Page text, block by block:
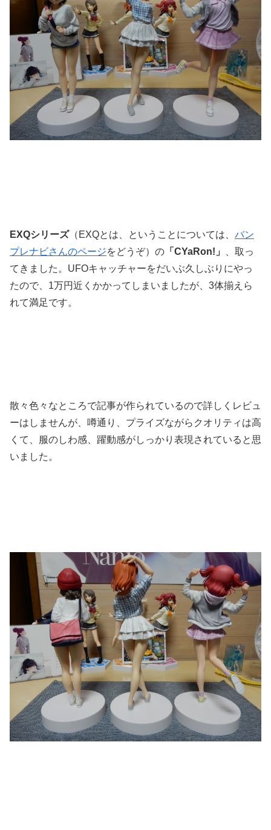
EXQシリーズ（EXQとは、ということについては、 バン
プレナビさんのページをどうぞ）の 「CYaRon!」
、取っ
てきました。UFOキャッチャーをだいぶ久しぶりにやっ
たので、1万円近くかかってしまいましたが、3体揃えら
れて満足です。
散々色々なところで記事が作られているので詳しくレビュ
ーはしませんが、噂通り、プライズながらクオリティは高
くて、服のしわ感、躍動感がしっかり表現されていると思
いました。